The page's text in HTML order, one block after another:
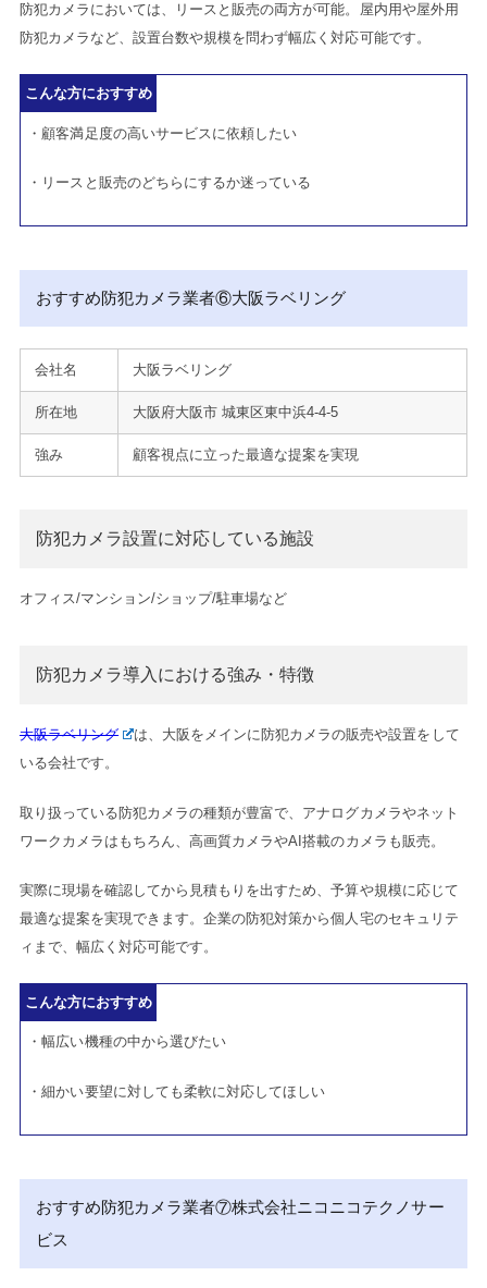
防犯カメラにおいては、リースと販売の両方が可能。屋内用や屋外用
防犯カメラなど、設置台数や規模を問わず幅広く対応可能です。
こんな方におすすめ
・顧客満足度の高いサービスに依頼したい
・リースと販売のどちらにするか迷っている
おすすめ防犯カメラ業者⑥大阪ラベリング
会社名 大阪ラベリング
所在地 大阪府大阪市 城東区東中浜4-4-5
強み 顧客視点に立った最適な提案を実現
防犯カメラ設置に対応している施設
オフィス/マンション/ショップ/駐車場など
防犯カメラ導入における強み・特徴
大阪ラベリング
は、大阪をメインに防犯カメラの販売や設置をして
いる会社です。
取り扱っている防犯カメラの種類が豊富で、アナログカメラやネット
ワークカメラはもちろん、高画質カメラやAI搭載のカメラも販売。
実際に現場を確認してから見積もりを出すため、予算や規模に応じて
最適な提案を実現できます。企業の防犯対策から個人宅のセキュリテ
ィまで、幅広く対応可能です。
こんな方におすすめ
・幅広い機種の中から選びたい
・細かい要望に対しても柔軟に対応してほしい
おすすめ防犯カメラ業者⑦株式会社ニコニコテクノサー
ビス